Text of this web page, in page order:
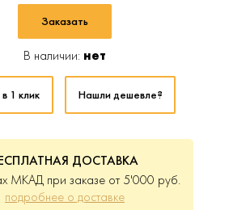
Заказать
В наличии: нет
1 клик Нашли дешевле?
ДОСТАВКА
МКАД при заказе от 5'000 руб.
подробнее о доставке